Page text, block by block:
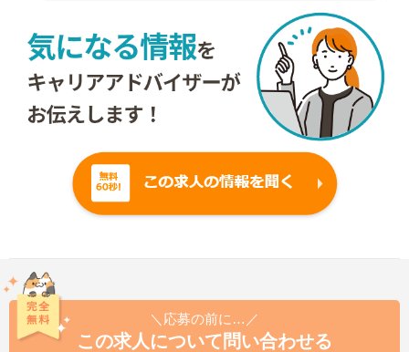
＼応募の前に…／
この求人について問い合わせる